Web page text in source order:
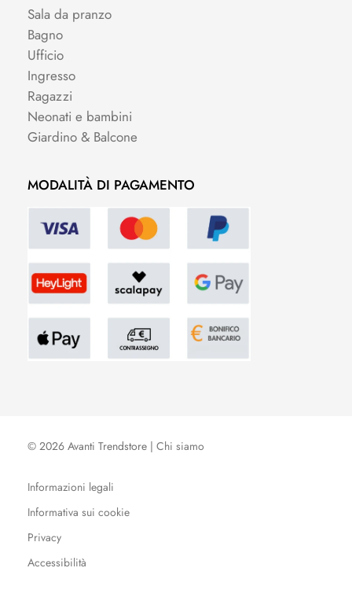
Sala da pranzo
Bagno
Ufficio
Ingresso
Ragazzi
Neonati e bambini
Giardino & Balcone
MODALITÀ DI PAGAMENTO
© 2026 Avanti Trendstore | Chi siamo
Informazioni legali
Informativa sui cookie
Privacy
Accessibilità